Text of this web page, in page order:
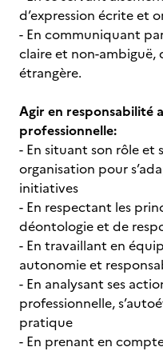
d’expression écrite et
- En communiquant
claire et non-ambiguë,
étrangère.
Agir en responsabilité
professionnelle:
- En situant son rôle et
organisation pour
initiatives
- En respectant les
déontologie et de
- En travaillant en
autonomie et
- En analysant ses
professionnelle,
pratique
- En prenant en